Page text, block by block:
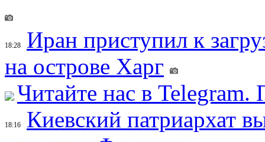
18:28
Иран приступил к
на острове Харг
Читайте нас в
18:16
Киевский патриархат